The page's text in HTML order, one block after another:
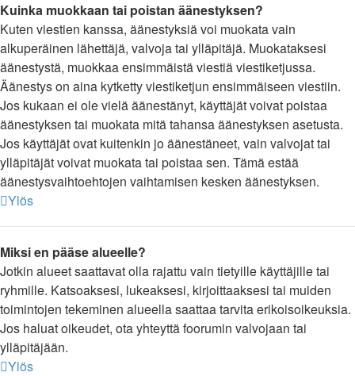
Kuinka muokkaan tai poistan äänestyksen?
Kuten viestien kanssa, äänestyksiä voi muokata vain
alkuperäinen lähettäjä, valvoja tai ylläpitäjä. Muokataksesi
äänestystä, muokkaa ensimmäistä viestiä viestiketjussa.
Äänestys on aina kytketty viestiketjun ensimmäiseen viestiin.
Jos kukaan ei ole vielä äänestänyt, käyttäjät voivat poistaa
äänestyksen tai muokata mitä tahansa äänestyksen asetusta.
Jos käyttäjät ovat kuitenkin jo äänestäneet, vain valvojat tai
ylläpitäjät voivat muokata tai poistaa sen. Tämä estää
äänestysvaihtoehtojen vaihtamisen kesken äänestyksen.
Ylös
Miksi en pääse alueelle?
Jotkin alueet saattavat olla rajattu vain tietyille käyttäjille tai
ryhmille. Katsoaksesi, lukeaksesi, kirjoittaaksesi tai muiden
toimintojen tekeminen alueella saattaa tarvita erikoisoikeuksia.
Jos haluat oikeudet, ota yhteyttä foorumin valvojaan tai
ylläpitäjään.
Ylös